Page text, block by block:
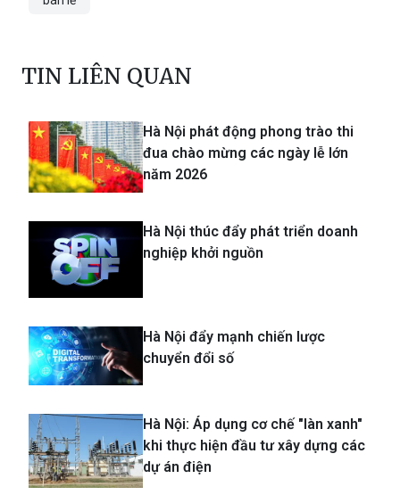
TIN LIÊN QUAN
Hà Nội phát động phong trào thi
đua chào mừng các ngày lễ lớn
năm 2026
Hà Nội thúc đẩy phát triển doanh
nghiệp khởi nguồn
Hà Nội đẩy mạnh chiến lược
chuyển đổi số
Hà Nội: Áp dụng cơ chế "làn xanh"
khi thực hiện đầu tư xây dựng các
dự án điện